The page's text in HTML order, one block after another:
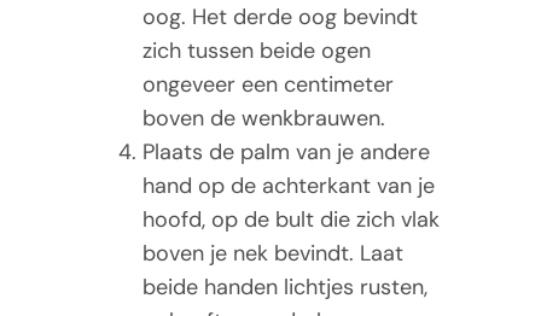
oog. Het derde oog bevindt
zich tussen beide ogen
ongeveer een centimeter
boven de wenkbrauwen.
Plaats de palm van je andere
hand op de achterkant van je
hoofd, op de bult die zich vlak
boven je nek bevindt. Laat
beide handen lichtjes rusten,